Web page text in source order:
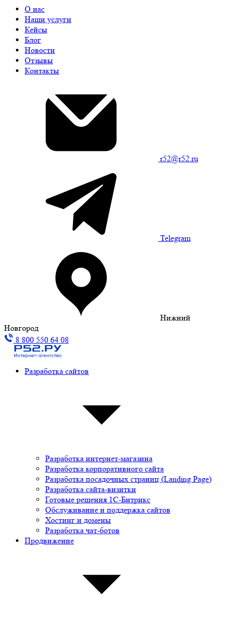
О нас
Наши услуги
Кейсы
Блог
Новости
Отзывы
Контакты
r52@r52.ru
Telegram
Нижний
Новгород
8 800 550 64 08
Разработка сайтов
Разработка интернет-магазина
Разработка корпоративного сайта
Разработка посадочных страниц (Landing Page)
Разработка сайта-визитки
Готовые решения 1С-Битрикс
Обслуживание и поддержка сайтов
Хостинг и домены
Разработка чат-ботов
Продвижение